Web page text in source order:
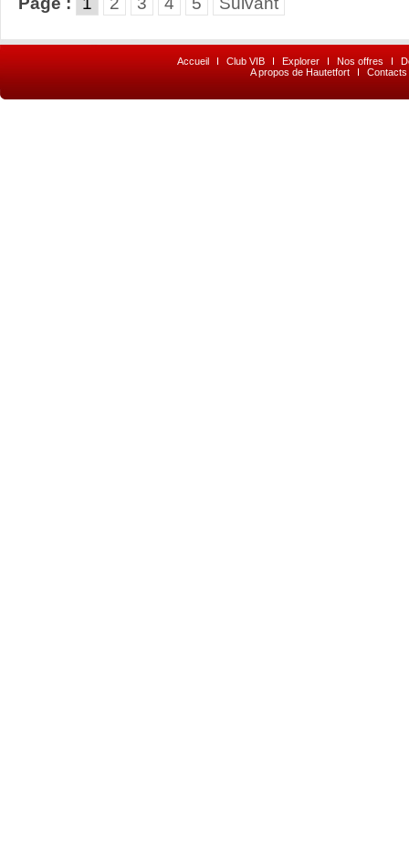
Accueil I Club VIB I Explorer I Nos offres I
A propos de Hautetfort
I Contacts